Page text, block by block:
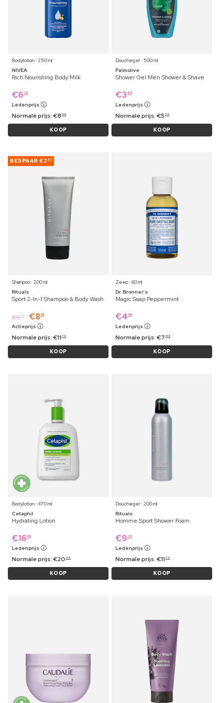
Bodylotion ⋅ 250 ml
NIVEA
Rich Nourishing Body Milk
€639
Ledenprijs
Normale prijs:€8 09
KOOP
Douchegel ⋅ 500 ml
Palmolive
Shower Gel Men Shower & Shave
€3 89
Ledenprijs
Normale prijs:€5 39
KOOP
BESPAAR €2 88
Shampoo ⋅ 200 ml
Rituals
Sport 2-In-1 Shampoo & Body Wash
€919 €8 91
Actieprijs
Normale prijs:€11 79
KOOP
Zeep ⋅ 60 ml
Dr. Bronner’s
Magic Soap Peppermint
€4 69
Ledenprijs
Normale prijs:€7 49
KOOP
Bodylotion ⋅ 470 ml
Cetaphil
Hydrating Lotion
€1609
Ledenprijs
Normale prijs:€20 99
KOOP
Douchegel ⋅ 200 ml
Rituals
Homme Sport Shower Foam
€9 39
Ledenprijs
Normale prijs:€11 79
KOOP